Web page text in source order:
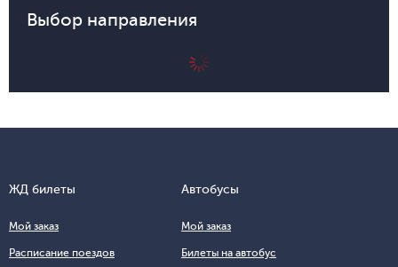
Выбор направления
ЖД билеты
Мой заказ
Расписание поездов
Автобусы
Мой заказ
Билеты на автобус